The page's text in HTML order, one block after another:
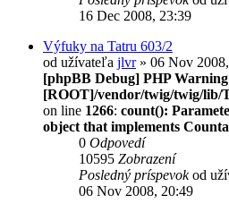
16 Dec 2008, 23:39
Výfuky na Tatru 603/2
od užívateľa jlvr» 06 Nov
[phpBB Debug] PHP Warning
[ROOT]/vendor/twig/twig/lib/
on line 1266: count():
object that implements
0 Odpovedí
10595 Zobrazení
Posledný príspevokod
06 Nov 2008, 20:49